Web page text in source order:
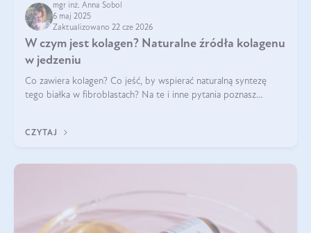
mgr inż. Anna Sobol
6 maj 2025
Zaktualizowano 22 cze 2026
W czym jest kolagen? Naturalne źródła kolagenu
w jedzeniu
Co zawiera kolagen? Co jeść, by wspierać naturalną syntezę
tego białka w fibroblastach? Na te i inne pytania poznasz
CZYTAJ